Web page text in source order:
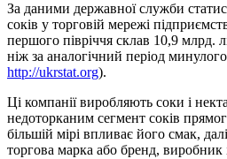
За даними державної служби
соків у торговій мережі
першого півріччя склав 10,9 млрд.
ніж за аналогічний період
http://ukrstat.org).
Ці компанії виробляють соки і
недоторканим сегмент соків
більшій мірі впливає його смак,
торгова марка або бренд, виробник